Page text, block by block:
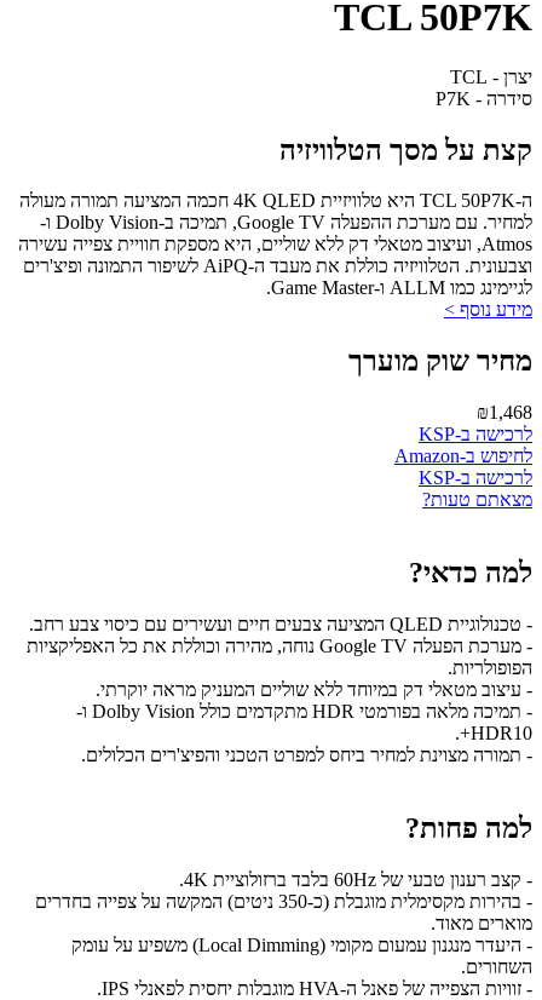
TCL 50P7K
יצרן - TCL
סידרה - P7K
קצת על מסך הטלוויזיה
ה-TCL 50P7K היא טלוויזיית 4K QLED חכמה המציעה תמורה מעולה
למחיר. עם מערכת ההפעלה Google TV, תמיכה ב-Dolby Vision ו-
Atmos, ועיצוב מטאלי דק ללא שוליים, היא מספקת חוויית צפייה עשירה
וצבעונית. הטלוויזיה כוללת את מעבד ה-AiPQ לשיפור התמונה ופיצ'רים
לגיימינג כמו ALLM ו-Game Master.
מידע נוסף >
מחיר שוק מוערך
₪1,468
לרכישה ב-KSP
לחיפוש ב-Amazon
לרכישה ב-KSP
מצאתם טעות?
למה כדאי?
- טכנולוגיית QLED המציעה צבעים חיים ועשירים עם כיסוי צבע רחב.
- מערכת הפעלה Google TV נוחה, מהירה וכוללת את כל האפליקציות
הפופולריות.
- עיצוב מטאלי דק במיוחד ללא שוליים המעניק מראה יוקרתי.
- תמיכה מלאה בפורמטי HDR מתקדמים כולל Dolby Vision ו-
HDR10+.
- תמורה מצוינת למחיר ביחס למפרט הטכני והפיצ'רים הכלולים.
למה פחות?
- קצב רענון טבעי של 60Hz בלבד ברזולוציית 4K.
- בהירות מקסימלית מוגבלת (כ-350 ניטים) המקשה על צפייה בחדרים
מוארים מאוד.
- היעדר מנגנון עמעום מקומי (Local Dimming) משפיע על עומק
השחורים.
- זוויות הצפייה של פאנל ה-HVA מוגבלות יחסית לפאנלי IPS.